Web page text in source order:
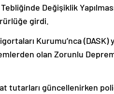
Değişiklik
girdi.
Kurumu’nca (DASK)
olan Zorunlu
tutarları güncellenirken